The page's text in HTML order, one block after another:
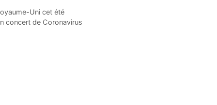
Uni cet été
concert de Coronavirus